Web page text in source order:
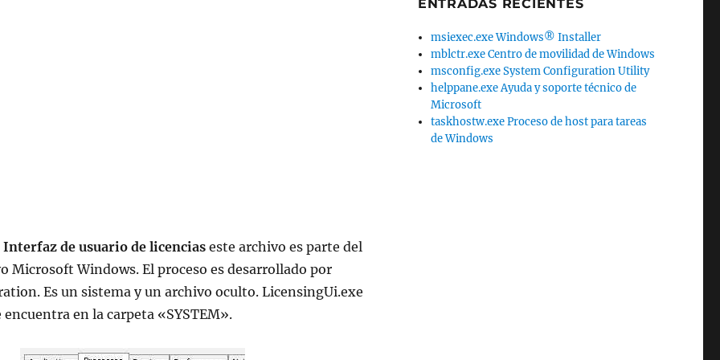
de usuario de licenciaseste archivo es parte del
Microsoft Windows. El proceso es desarrollado por
Es un sistema y un archivo oculto. LicensingUi.exe
en la carpeta «SYSTEM».
ENTRADAS RECIENTES
msiexec.exe Windows® Installer
mblctr.exe Centro de movilidad de Windows
msconfig.exe System Configuration Utility
helppane.exe Ayuda y soporte técnico de
Microsoft
taskhostw.exe Proceso de host para tareas
de Windows